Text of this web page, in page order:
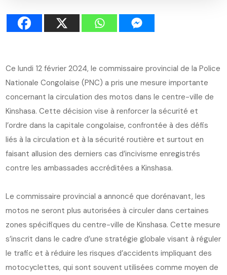
Ce lundi 12 février 2024, le commissaire provincial de la Police
Nationale Congolaise (PNC) a pris une mesure importante
concernant la circulation des motos dans le centre-ville de
Kinshasa. Cette décision vise à renforcer la sécurité et
l’ordre dans la capitale congolaise, confrontée à des défis
liés à la circulation et à la sécurité routière et surtout en
faisant allusion des derniers cas d’incivisme enregistrés
contre les ambassades accréditées a Kinshasa.
Le commissaire provincial a annoncé que dorénavant, les
motos ne seront plus autorisées à circuler dans certaines
zones spécifiques du centre-ville de Kinshasa. Cette mesure
s’inscrit dans le cadre d’une stratégie globale visant à réguler
le trafic et à réduire les risques d’accidents impliquant des
motocyclettes, qui sont souvent utilisées comme moyen de